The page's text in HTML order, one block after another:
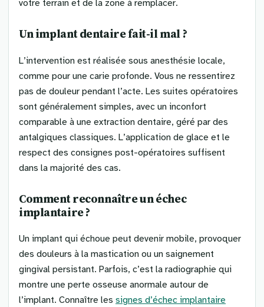
votre terrain et de la zone à remplacer.
Un implant dentaire fait-il mal ?
L’intervention est réalisée sous anesthésie locale,
comme pour une carie profonde. Vous ne ressentirez
pas de douleur pendant l’acte. Les suites opératoires
sont généralement simples, avec un inconfort
comparable à une extraction dentaire, géré par des
antalgiques classiques. L’application de glace et le
respect des consignes post-opératoires suffisent
dans la majorité des cas.
Comment reconnaître un échec
implantaire ?
Un implant qui échoue peut devenir mobile, provoquer
des douleurs à la mastication ou un saignement
gingival persistant. Parfois, c’est la radiographie qui
montre une perte osseuse anormale autour de
l’implant. Connaître les signes d’échec implantaire